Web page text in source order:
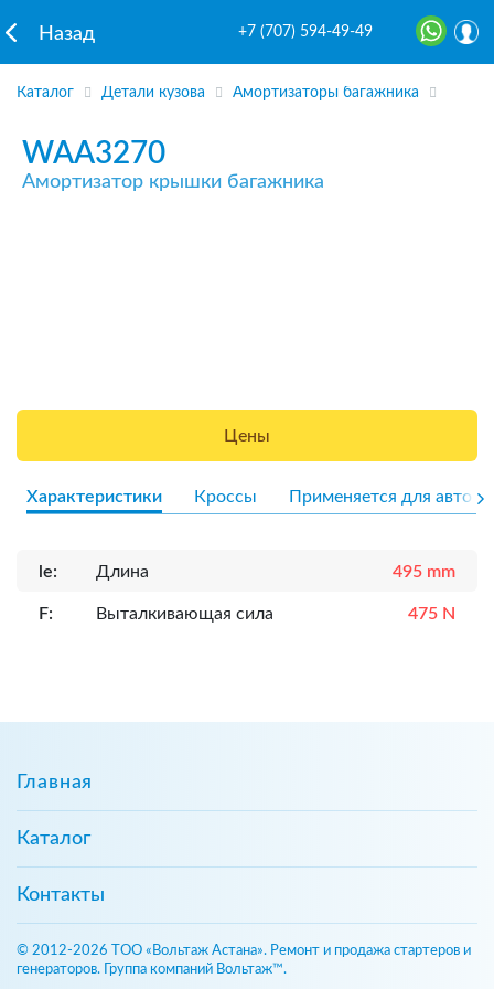
Назад +7 (707) 594-49-49
Каталог Детали кузова Амортизаторы багажника
WAA3270
Амортизатор крышки багажника
Цены
Характеристики Кроссы Применяется для авто
le: Длина 495 mm
F: Выталкивающая сила 475 N
Главная
Каталог
Контакты
© 2012-2026 ТОО «Вольтаж Астана». Ремонт и продажа стартеров и
генераторов. Группа компаний Вольтаж™.